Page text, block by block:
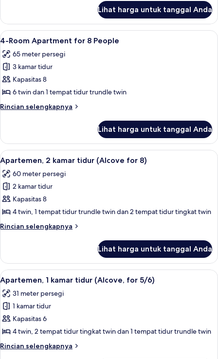
People
2-
Room
Apartment
4
People
Lihat harga untuk tanggal Anda
Lihat
semua
foto
untuk
4-
Room
Apartment
for
People
Televisi 40-inci dengan saluran TV
1
4-Room Apartment for 8 People
65 meter persegi
3 kamar tidur
Kapasitas 8
6 twin dan 1 tempat tidur trundle twin
Rincian selengkapnya
Rincian
4-
Room
Apartment
for
8
People
Lihat harga untuk tanggal Anda
Lihat
semua
foto
untuk
Apartemen,
2
kamar
tidur
for
8)
Televisi 40-inci dengan saluran TV
1
Apartemen, 2 kamar tidur (Alcove for 8)
60 meter persegi
2 kamar tidur
Kapasitas 8
4 twin, 1 tempat tidur trundle twin dan 2 tempat tidur tingkat twin
Rincian selengkapnya
Rincian
Apartemen,
kamar
tidur
(Alcove
for
8)
Lihat harga untuk tanggal Anda
Lihat
semua
foto
untuk
Apartemen,
1
kamar
tidur
Televisi 40-inci dengan saluran TV
1
Apartemen, 1 kamar tidur (Alcove, for 5/6)
31 meter persegi
1 kamar tidur
Kapasitas 6
4 twin, 2 tempat tidur tingkat twin dan 1 tempat tidur trundle twin
Rincian selengkapnya
Rincian